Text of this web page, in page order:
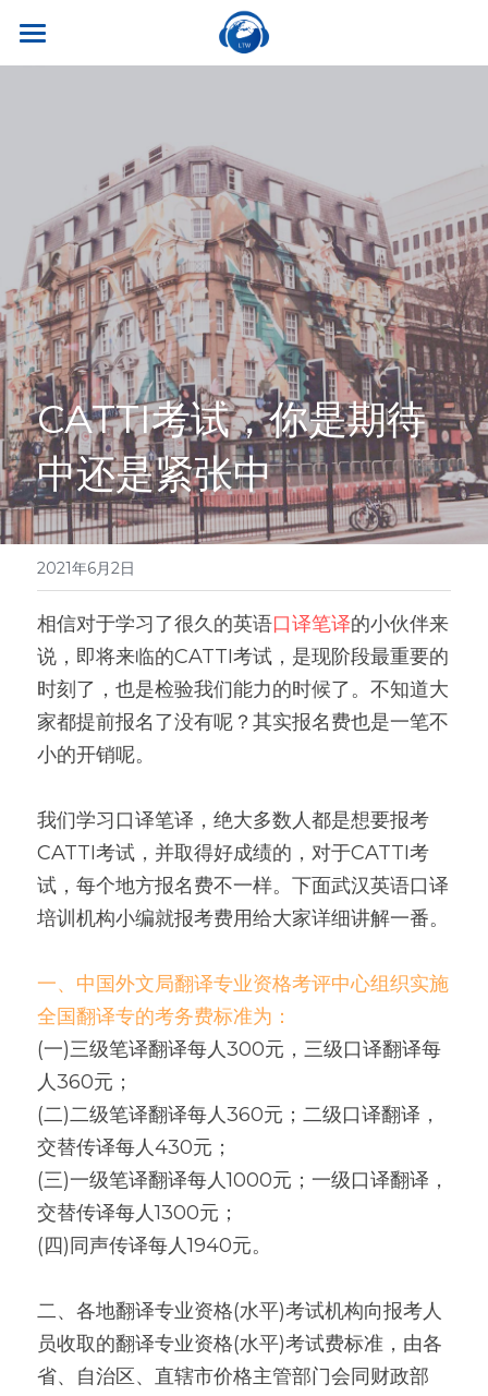
首页
听世界外语
名师风采
学校荣誉
考试比赛
合作伙伴
最新资讯
热门课程
英专学硕
英专专硕
英语口译
英语笔译
流利口语
雅思托福
医学系列
实习就业
实习项目
就业资讯
学习资源
干货讲座
真题系列
双语资料
翻译服务
笔译服务
口译服务
翻译语种
翻译报价
联系我们
CATTI考试，你是期待
中还是紧张中
2021年6月2日
相信对于学习了很久的英语口译笔译的小伙伴来
说，即将来临的CATTI考试，是现阶段最重要的
时刻了，也是检验我们能力的时候了。不知道大
家都提前报名了没有呢？其实报名费也是一笔不
小的开销呢。
我们学习口译笔译，绝大多数人都是想要报考
CATTI考试，并取得好成绩的，对于CATTI考
试，每个地方报名费不一样。下面武汉英语口译
培训机构小编就报考费用给大家详细讲解一番。
一、中国外文局翻译专业资格考评中心组织实施
全国翻译专的考务费标准为：
(一)三级笔译翻译每人300元，三级口译翻译每
人360元；
(二)二级笔译翻译每人360元；二级口译翻译，
交替传译每人430元；
(三)一级笔译翻译每人1000元；一级口译翻译，
交替传译每人1300元；
(四)同声传译每人1940元。
二、各地翻译专业资格(水平)考试机构向报考人
员收取的翻译专业资格(水平)考试费标准，由各
省、自治区、直辖市价格主管部门会同财政部
商品分类